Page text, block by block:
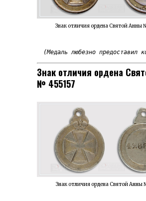
Знак отличия ордена Святой
(Медаль любезно предоставил
Знак отличия ордена
№ 455157
Знак отличия ордена Святой